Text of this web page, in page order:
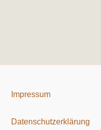
Impressum
Datenschutzerklärung